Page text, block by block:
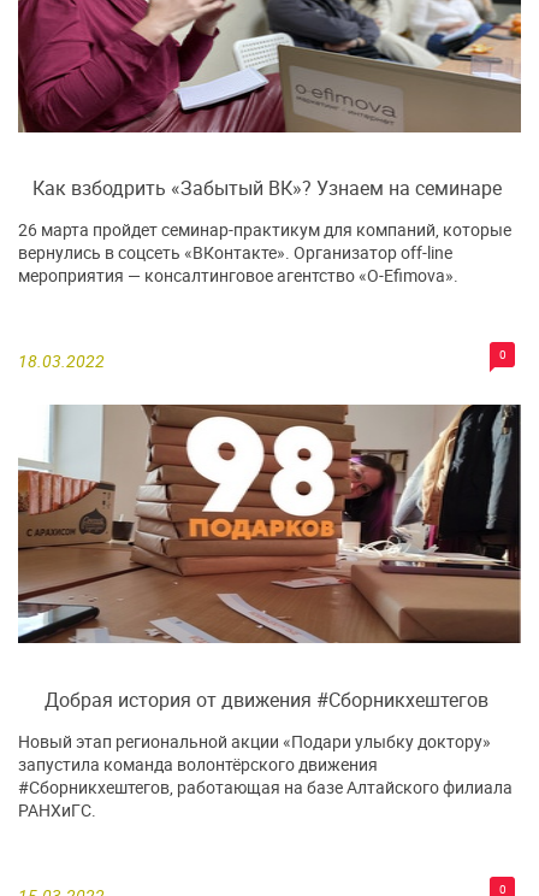
Как взбодрить «Забытый ВК»? Узнаем на семинаре
18.03.2022 0
26 марта пройдет семинар-практикум для компаний, которые
вернулись в соцсеть «ВКонтакте». Организатор off-line
мероприятия — консалтинговое агентство «O-Efimova».
Добрая история от движения #Сборникхештегов
0
Новый этап региональной акции «Подари улыбку доктору»
запустила команда волонтёрского движения
#Сборникхештегов, работающая на базе Алтайского филиала
РАНХиГС.